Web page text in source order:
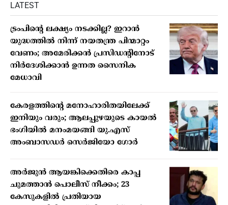
LATEST
ട്രംപിൻ്റെ ലക്ഷ്യം നടക്കില്ല? ഇറാൻ
യുദ്ധത്തിൽ നിന്ന് നയതന്ത്ര പിന്മാറ്റം
വേണം; അമേരിക്കൻ പ്രസിഡന്റിനോട്
നിർദേശിക്കാൻ ഉന്നത സൈനിക
മേധാവി
കേരളത്തിന്റെ മനോഹാരിതയിലേക്ക്
ഇനിയും വരും; ആലപ്പുഴയുടെ കായൽ
ഭംഗിയിൽ മനംമയങ്ങി യു.എസ്
അംബാസഡർ സെർജിയോ ഗോർ
അർജുൻ ആയങ്കിക്കെതിരെ കാപ്പ
ചുമത്താൻ പൊലീസ് നീക്കം; 23
കേസുകളിൽ പ്രതിയായ